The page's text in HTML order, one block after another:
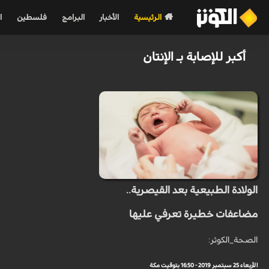
الرئيسية الأخبار البرامج فلسطين
أكبر للإصابة بـ الإنتان
الولادة الطبيعية بعد القيصرية..
مضاعفات خطيرة تعرفي عليها
الصحة_الكوثر:
الأربعاء 25 سبتمبر 2019 - 16:50 بتوقيت مكة